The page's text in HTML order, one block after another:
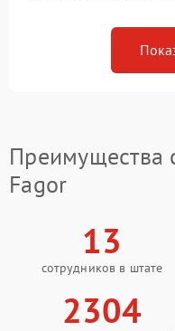
Преимущества
Fagor
13
сотрудников в штате
2304